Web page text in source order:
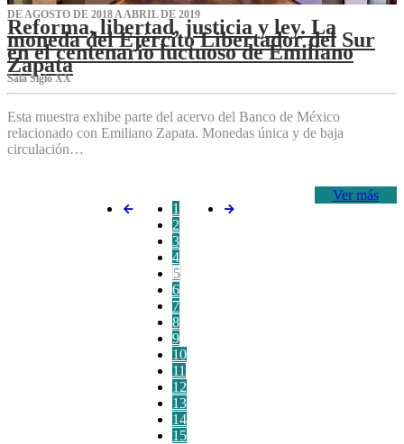
DE AGOSTO DE 2018 A ABRIL DE 2019
Reforma, libertad, justicia y ley. La
moneda del Ejército Libertador del Sur
en el centenario luctuoso de Emiliano
Zapata
Sala Siglo XX
Esta muestra exhibe parte del acervo del Banco de México
relacionado con Emiliano Zapata. Monedas única y de baja
circulación…
Ver más
1
2
3
4
5
6
7
8
9
10
11
12
13
14
15